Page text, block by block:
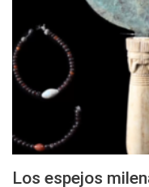
Los espejos